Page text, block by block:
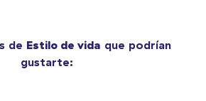
de Estilo de vida que podrían
gustarte: